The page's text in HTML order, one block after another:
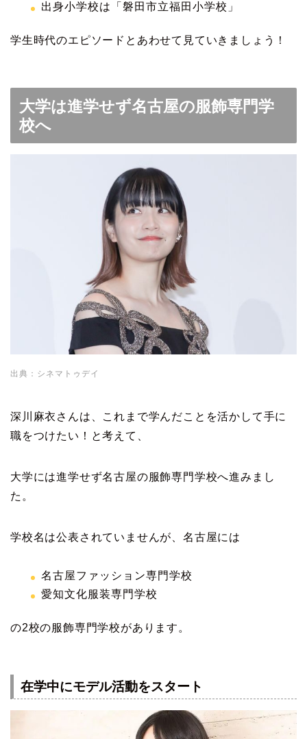
出身小学校は「磐田市立福田小学校」
学生時代のエピソードとあわせて見ていきましょう！
大学は進学せず名古屋の服飾専門学
校へ
出典：シネマトゥデイ
深川麻衣さんは、これまで学んだことを活かして手に
職をつけたい！と考えて、
大学には進学せず名古屋の服飾専門学校へ進みまし
た。
学校名は公表されていませんが、名古屋には
名古屋ファッション専門学校
愛知文化服装専門学校
の2校の服飾専門学校があります。
在学中にモデル活動をスタート